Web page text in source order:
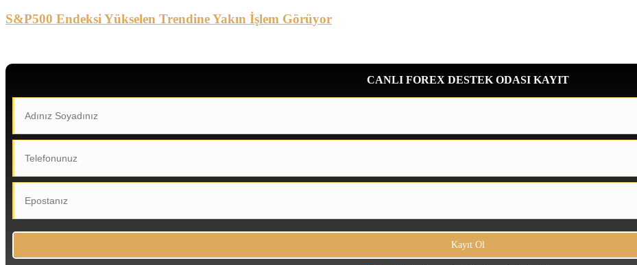
S&P500 Endeksi Yükselen Trendine Yakın İşlem Görüyor
CANLI FOREX DESTEK ODASI KAYIT